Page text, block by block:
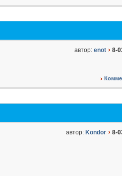
автор: enot 8-
автор: Kondor 8-